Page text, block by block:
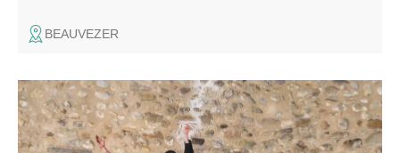
BEAUVEZER
Une seconde occasion de découvrir les talentueux jeunes
artistes interprètes et créateurs à travers des propositions